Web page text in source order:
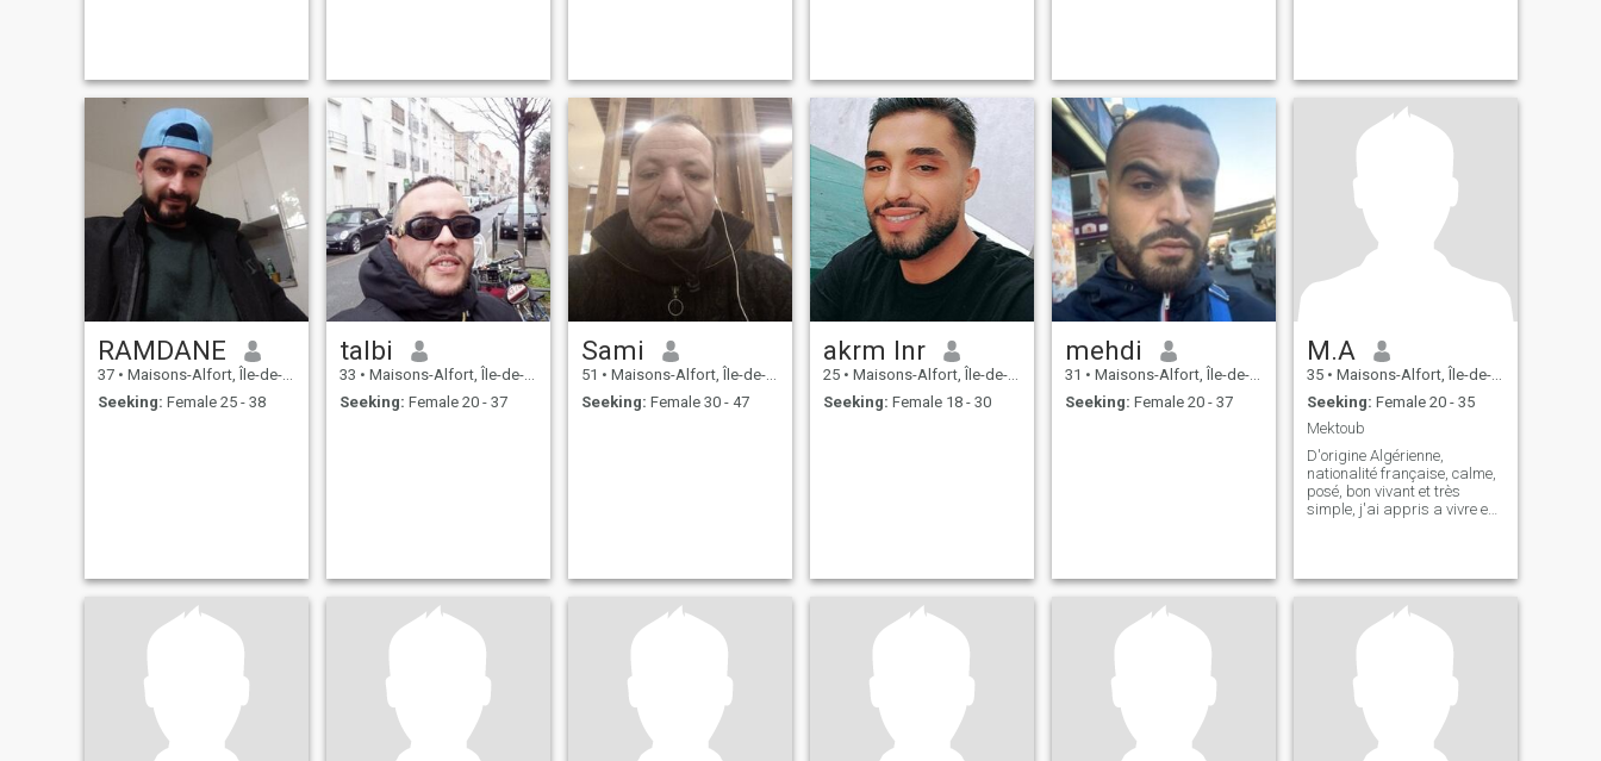
RAMDANE
37 • Maisons-Alfort, Île-de-France, France
Seeking: Female 25 - 38
talbi
33 • Maisons-Alfort, Île-de-France, France
Seeking: Female 20 - 37
Sami
51 • Maisons-Alfort, Île-de-France, France
Seeking: Female 30 - 47
akrm lnr
25 • Maisons-Alfort, Île-de-France, France
Seeking: Female 18 - 30
mehdi
31 • Maisons-Alfort, Île-de-France, France
Seeking: Female 20 - 37
M.A
35 • Maisons-Alfort, Île-de-France, France
Seeking: Female 20 - 35
Mektoub
D'origine Algérienne,
nationalité française, calme,
posé, bon vivant et très
simple, j'ai appris a vivre en
memes valeurs et principes